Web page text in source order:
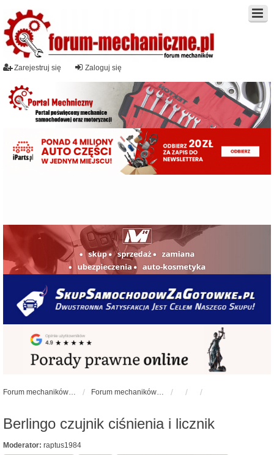
Zaloguj się
Zarejestruj się
Forum mechaników samochodowych - forum-mechaniczne.pl Forum mechaników samochodowych
Berlingo czujnik ciśnienia i licznik
Moderator: raptus1984